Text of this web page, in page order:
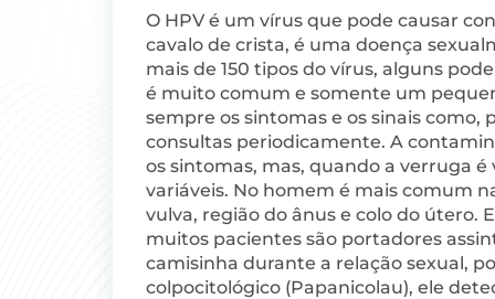
O HPV é um vírus que pode causar
cavalo de crista, é uma doença
mais de 150 tipos do vírus, alguns
é muito comum e somente um
sempre os sintomas e os sinais
consultas periodicamente. A
os sintomas, mas, quando a verruga
variáveis. No homem é mais comum
vulva, região do ânus e colo do útero.
muitos pacientes são portadores
camisinha durante a relação sexual,
colpocitológico (Papanicolau), ele